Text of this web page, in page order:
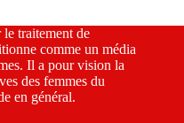
le traitement de
comme un média
Il a pour vision la
des femmes du
en général.